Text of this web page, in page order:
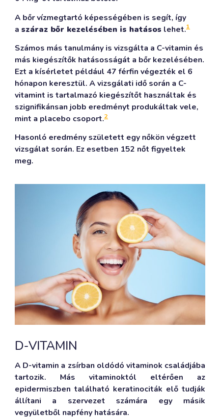
A bőr vízmegtartó képességében is segít, így
a száraz bőr kezelésében is hatásos lehet.1
Számos más tanulmány is vizsgálta a C-vitamin és
más kiegészítők hatásosságát a bőr kezelésében.
Ezt a kísérletet például 47 férfin végezték el 6
hónapon keresztül. A vizsgálati idő során a C-
vitamint is tartalmazó kiegészítőt használtak és
szignifikánsan jobb eredményt produkáltak vele,
mint a placebo csoport.2
Hasonló eredmény született egy nőkön végzett
vizsgálat során. Ez esetben 152 nőt figyeltek
meg.
D-VITAMIN
A D-vitamin a zsírban oldódó vitaminok családjába
tartozik. Más vitaminoktól eltérően az
epidermiszben található keratinociták elő tudják
állítani a szervezet számára egy másik
vegyületből napfény hatására.